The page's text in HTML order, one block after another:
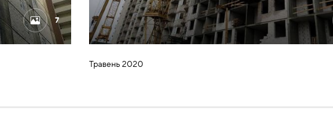
7
Травень 2020